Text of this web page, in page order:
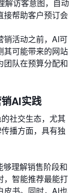
解访客意图，自动
接帮助客户预订会
销活动之前，AI可
其可能带来的网站
团队在预算分配和
AI实践
社交生态，尤其
播方面，具有独
够理解销售阶段和
，智能推荐最能打